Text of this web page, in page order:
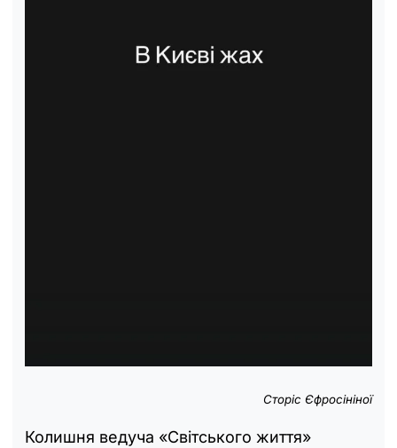
Сторіс Єфросініної
Колишня ведуча «Світського життя»